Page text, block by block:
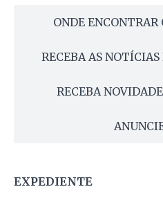
ONDE ENCONTRAR
RECEBA AS
RECEBA
EXPEDIENTE